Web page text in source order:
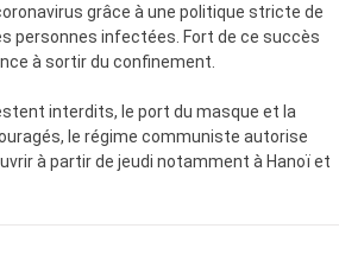
grâce à une politique stricte de
personnes infectées. Fort de ce succès
à sortir du confinement.
interdits, le port du masque et la
le régime communiste autorise
à partir de jeudi notamment à Hanoï et